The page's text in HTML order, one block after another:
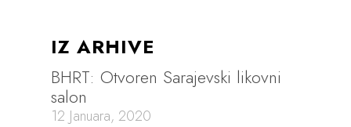
IZ ARHIVE
BHRT: Otvoren Sarajevski likovni
salon
12 Januara, 2020